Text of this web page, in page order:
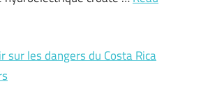
sur les dangers du Costa Rica